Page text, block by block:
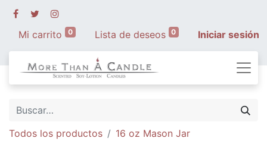
Mi carrito 0 Lista de deseos 0 Iniciar sesión
Todos los productos
16 oz Mason Jar